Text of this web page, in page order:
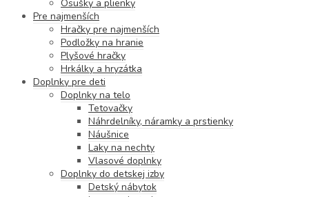
Osušky a plienky
Pre najmenších
Hračky pre najmenších
Podložky na hranie
Plyšové hračky
Hrkálky a hryzátka
Doplnky pre deti
Doplnky na telo
Tetovačky
Náhrdelníky, náramky a prstienky
Náušnice
Laky na nechty
Vlasové doplnky
Doplnky do detskej izby
Detský nábytok